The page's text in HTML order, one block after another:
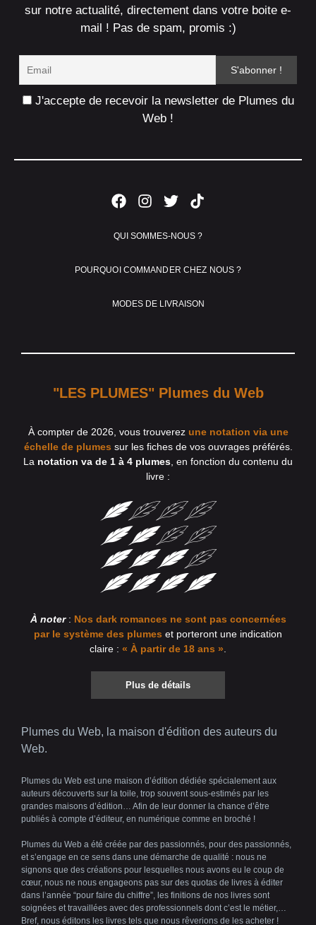
sur notre actualité, directement dans votre boite e-
mail ! Pas de spam, promis :)
J'accepte de recevoir la newsletter de Plumes du
Web !
QUI SOMMES-NOUS ?
POURQUOI COMMANDER CHEZ NOUS ?
MODES DE LIVRAISON
"LES PLUMES" Plumes du Web
À compter de 2026, vous trouverez une notation via une
échelle de plumes sur les fiches de vos ouvrages préférés.
La notation va de 1 à 4 plumes , en fonction du contenu du
livre :
À noter: Nos dark romances ne sont pas concernées
par le système des plumes et porteront une indication
claire : « À partir de 18 ans ».
Plus de détails
Plumes du Web, la maison d'édition des auteurs du
Web.
Plumes du Web est une maison d’édition dédiée spécialement aux
auteurs découverts sur la toile, trop souvent sous-estimés par les
grandes maisons d’édition… Afin de leur donner la chance d’être
publiés à compte d’éditeur, en numérique comme en broché !
Plumes du Web a été créée par des passionnés, pour des passionnés,
et s’engage en ce sens dans une démarche de qualité : nous ne
signons que des créations pour lesquelles nous avons eu le coup de
cœur, nous ne nous engageons pas sur des quotas de livres à éditer
dans l’année “pour faire du chiffre”, les finitions de nos livres sont
soignées et travaillées avec des professionnels dont c’est le métier,…
Bref, nous éditons les livres tels que nous rêverions de les acheter !